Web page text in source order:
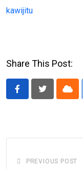
kawijitu
Share This Post:
Cloud
PREVIOUS POST